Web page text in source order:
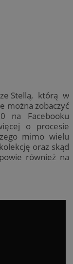
Stellą, którą w
można zobaczyć
na Facebooku
o procesie
mimo wielu
oraz skąd
również na